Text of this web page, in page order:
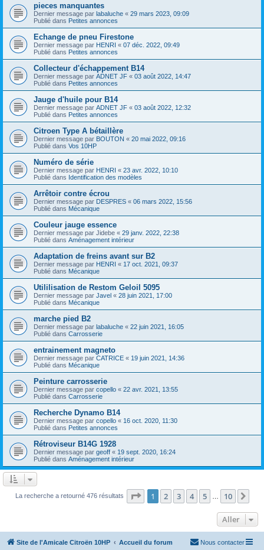
pieces manquantes
Dernier message par labaluche « 29 mars 2023, 09:09
Publié dans Petites annonces
Echange de pneu Firestone
Dernier message par HENRI « 07 déc. 2022, 09:49
Publié dans Petites annonces
Collecteur d'échappement B14
Dernier message par ADNET JF « 03 août 2022, 14:47
Publié dans Petites annonces
Jauge d'huile pour B14
Dernier message par ADNET JF « 03 août 2022, 12:32
Publié dans Petites annonces
Citroen Type A bétaillère
Dernier message par BOUTON « 20 mai 2022, 09:16
Publié dans Vos 10HP
Numéro de série
Dernier message par HENRI « 23 avr. 2022, 10:10
Publié dans Identification des modèles
Arrêtoir contre écrou
Dernier message par DESPRES « 06 mars 2022, 15:56
Publié dans Mécanique
Couleur jauge essence
Dernier message par Jidebe « 29 janv. 2022, 22:38
Publié dans Aménagement intérieur
Adaptation de freins avant sur B2
Dernier message par HENRI « 17 oct. 2021, 09:37
Publié dans Mécanique
Utililisation de Restom Geloil 5095
Dernier message par Javel « 28 juin 2021, 17:00
Publié dans Mécanique
marche pied B2
Dernier message par labaluche « 22 juin 2021, 16:05
Publié dans Carrosserie
entrainement magneto
Dernier message par CATRICE « 19 juin 2021, 14:36
Publié dans Mécanique
Peinture carrosserie
Dernier message par copello « 22 avr. 2021, 13:55
Publié dans Carrosserie
Recherche Dynamo B14
Dernier message par copello « 16 oct. 2020, 11:30
Publié dans Petites annonces
Rétroviseur B14G 1928
Dernier message par geoff « 19 sept. 2020, 16:24
Publié dans Aménagement intérieur
La recherche a retourné 476 résultats Page 1sur10
1 2 3 4 5 10
Aller
Site de l'Amicale Citroën 10HP Accueil du forum Nous contacter